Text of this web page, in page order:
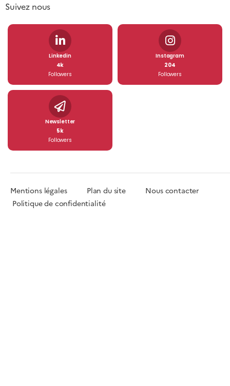
Suivez nous
Linkedin
4k
Followers
Instagram
204
Followers
Newsletter
5k
Followers
Mentions légales Plan du site Nous contacter
Politique de confidentialité